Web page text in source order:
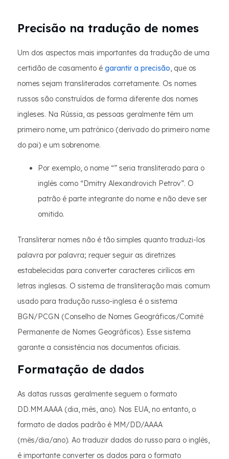
Precisão na tradução de nomes
Um dos aspectos mais importantes da tradução de uma
certidão de casamento é garantir a precisão, que os
nomes sejam transliterados corretamente. Os nomes
russos são construídos de forma diferente dos nomes
ingleses. Na Rússia, as pessoas geralmente têm um
primeiro nome, um patrônico (derivado do primeiro nome
do pai) e um sobrenome.
Por exemplo, o nome “” seria transliterado para o
inglês como “Dmitry Alexandrovich Petrov”. O
patrão é parte integrante do nome e não deve ser
omitido.
Transliterar nomes não é tão simples quanto traduzi-los
palavra por palavra; requer seguir as diretrizes
estabelecidas para converter caracteres cirílicos em
letras inglesas. O sistema de transliteração mais comum
usado para tradução russo-inglesa é o sistema
BGN/PCGN (Conselho de Nomes Geográficos/Comitê
Permanente de Nomes Geográficos). Esse sistema
garante a consistência nos documentos oficiais.
Formatação de dados
As datas russas geralmente seguem o formato
DD.MM.AAAA (dia, mês, ano). Nos EUA, no entanto, o
formato de dados padrão é MM/DD/AAAA
(mês/dia/ano). Ao traduzir dados do russo para o inglês,
é importante converter os dados para o formato